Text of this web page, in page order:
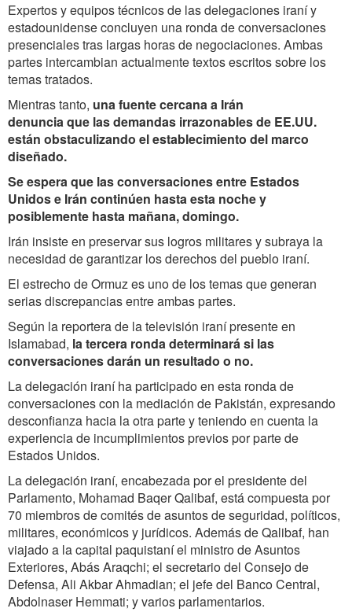
Expertos y equipos técnicos de las delegaciones iraní y
estadounidense concluyen una ronda de conversaciones
presenciales tras largas horas de negociaciones. Ambas
partes intercambian actualmente textos escritos sobre los
temas tratados.
Mientras tanto, una fuente cercana a Irán
denuncia que las demandas irrazonables de EE.UU.
están obstaculizando el establecimiento del marco
diseñado.
Se espera que las conversaciones entre Estados
Unidos e Irán continúen hasta esta noche y
posiblemente hasta mañana, domingo.
Irán insiste en preservar sus logros militares y subraya la
necesidad de garantizar los derechos del pueblo iraní.
El estrecho de Ormuz es uno de los temas que generan
serias discrepancias entre ambas partes.
Según la reportera de la televisión iraní presente en
Islamabad, la tercera ronda determinará si las
conversaciones darán un resultado o no.
La delegación iraní ha participado en esta ronda de
conversaciones con la mediación de Pakistán, expresando
desconfianza hacia la otra parte y teniendo en cuenta la
experiencia de incumplimientos previos por parte de
Estados Unidos.
La delegación iraní, encabezada por el presidente del
Parlamento, Mohamad Baqer Qalibaf, está compuesta por
70 miembros de comités de asuntos de seguridad, políticos,
militares, económicos y jurídicos. Además de Qalibaf, han
viajado a la capital paquistaní el ministro de Asuntos
Exteriores, Abás Araqchi; el secretario del Consejo de
Defensa, Ali Akbar Ahmadian; el jefe del Banco Central,
Abdolnaser Hemmati; y varios parlamentarios.